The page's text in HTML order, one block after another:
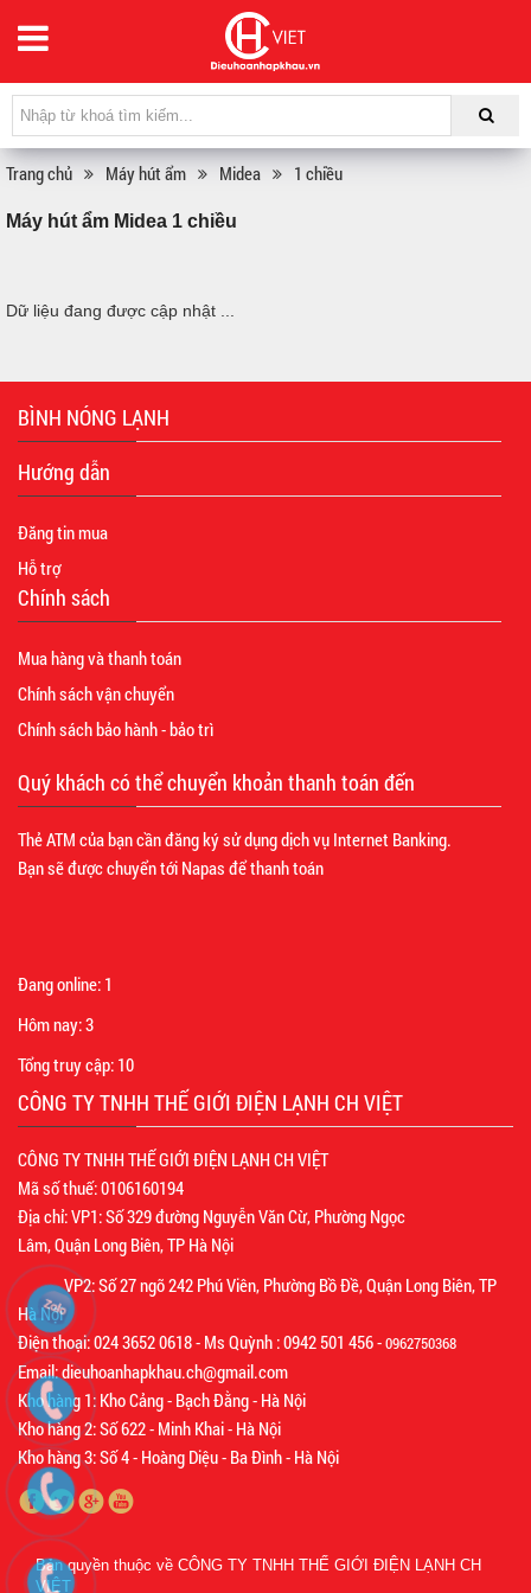
Trang chủ Máy hút ẩm Midea 1 chiều
Máy hút ẩm Midea 1 chiều
Dữ liệu đang được cập nhật ...
BÌNH NÓNG LẠNH
Hướng dẫn
Đăng tin mua
Hỗ trợ
Chính sách
Mua hàng và thanh toán
Chính sách vận chuyển
Chính sách bảo hành - bảo trì
Quý khách có thể chuyển khoản thanh toán đến
Thẻ ATM của bạn cần đăng ký sử dụng dịch vụ Internet Banking.
Bạn sẽ được chuyển tới Napas để thanh toán
Đang online: 1
Hôm nay:3
Tổng truy cập: 10
CÔNG TY TNHH THẾ GIỚI ĐIỆN LẠNH CH VIỆT
CÔNG TY TNHH THẾ GIỚI ĐIỆN LẠNH CH VIỆT
Mã số thuế: 0106160194
Địa chỉ: VP1: Số 329 đường Nguyễn Văn Cừ, Phường Ngọc
Lâm, Quận Long Biên, TP Hà Nội
VP2: Số 27 ngõ 242 Phú Viên, Phường Bồ Đề, Quận Long Biên, TP
Hà Nội
Điện thoại: 024 3652 0618 - Ms Quỳnh : 0942 501 456 -0962750368
Email: dieuhoanhapkhau.ch@gmail.com
Kho hàng 1: Kho Cảng - Bạch Đằng - Hà Nội
Kho hàng 2: Số 622 - Minh Khai - Hà Nội
Kho hàng 3: Số 4 - Hoàng Diệu - Ba Đình - Hà Nội
Bản quyền thuộc về CÔNG TY TNHH THẾ GIỚI ĐIỆN LẠNH CH
VIỆT